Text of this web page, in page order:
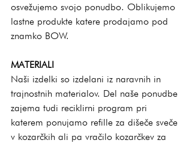
osvežujemo svojo ponudbo. Oblikujemo
lastne produkte katere prodajamo pod
znamko BOW.
MATERIALI
Naši izdelki so izdelani iz naravnih in
trajnostnih materialov. Del naše ponudbe
zajema tudi reciklirni program pri
katerem ponujamo refille za dišeče sveče
v kozarčkih ali pa vračilo kozarčkev za